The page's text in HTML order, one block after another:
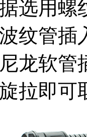
选用螺
纹管
龙软管
拉即可